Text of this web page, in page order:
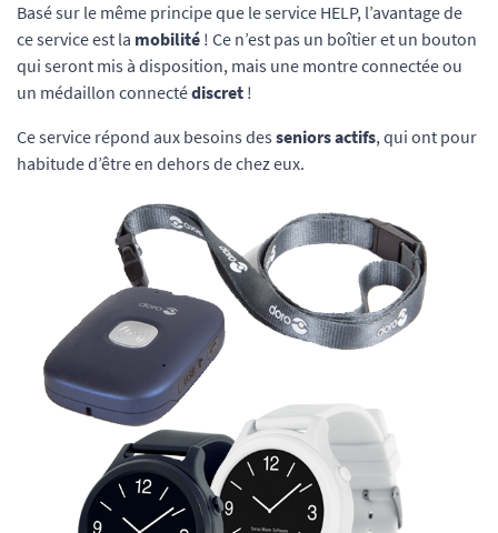
Basé sur le même principe que le service HELP, l’avantage de
ce service est la mobilité ! Ce n’est pas un boîtier et un bouton
qui seront mis à disposition, mais une montre connectée ou
un médaillon connectédiscret !
Ce service répond aux besoins des seniors actifs, qui ont pour
habitude d’être en dehors de chez eux.